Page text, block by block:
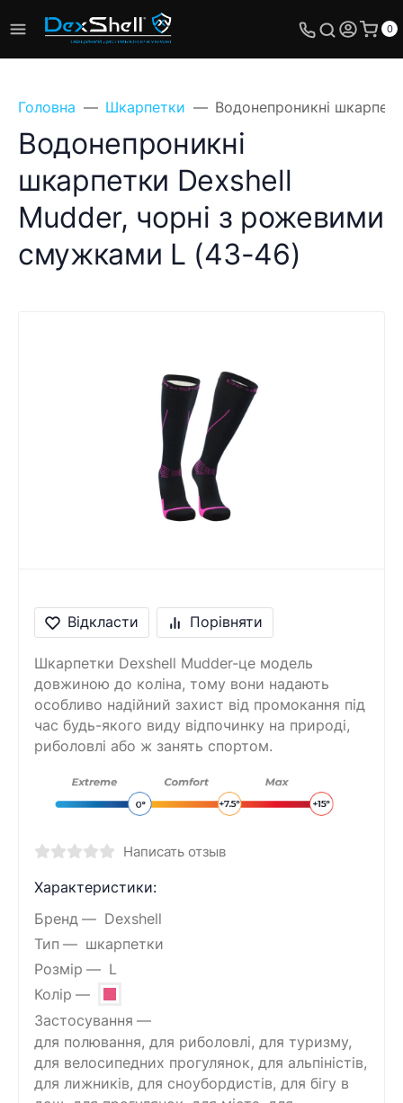
0
Головна Шкарпетки Водонепроникні
Водонепроникні
шкарпетки Dexshell
Mudder, чорні з рожевими
смужками L (43-46)
Відкласти Порівняти
Шкарпетки Dexshell Mudder-це модель
довжиною до коліна, тому вони надають
особливо надійний захист від промокання під
час будь-якого виду відпочинку на природі,
риболовлі або ж занять спортом.
Написать отзыв
Характеристики:
Бренд
Dexshell
Тип
шкарпетки
Розмір
L
Колір
Застосування
для полювання, для риболовлі, для туризму,
для велосипедних прогулянок, для альпіністів,
для лижників, для сноубордистів, для бігу в